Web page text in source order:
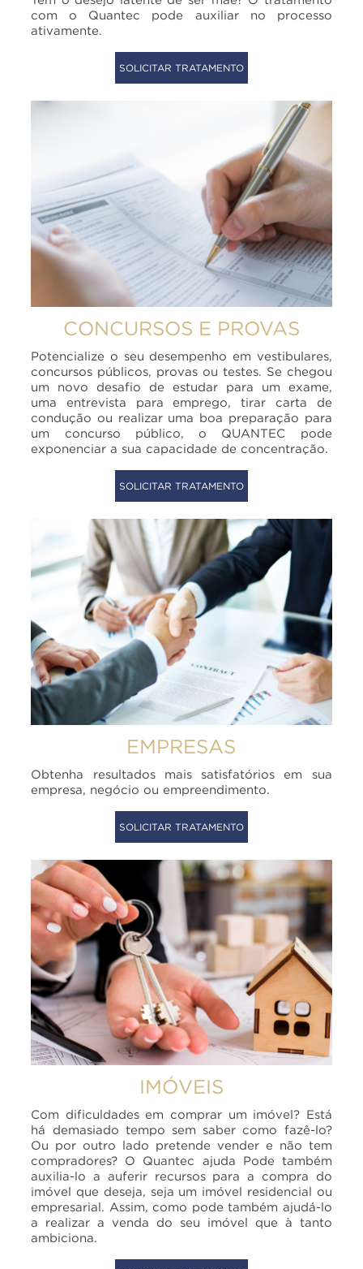
com o Quantec pode auxiliar no processo
ativamente.
SOLICITAR TRATAMENTO
CONCURSOS E PROVAS
Potencialize o seu desempenho em vestibulares,
concursos públicos, provas ou testes. Se chegou
um novo desafio de estudar para um exame,
uma entrevista para emprego, tirar carta de
condução ou realizar uma boa preparação para
um concurso público, o QUANTEC pode
exponenciar a sua capacidade de concentração.
SOLICITAR TRATAMENTO
EMPRESAS
Obtenha resultados mais satisfatórios em sua
empresa, negócio ou empreendimento.
SOLICITAR TRATAMENTO
IMÓVEIS
Com dificuldades em comprar um imóvel? Está
há demasiado tempo sem saber como fazê-lo?
Ou por outro lado pretende vender e não tem
compradores? O Quantec ajuda Pode também
auxilia-lo a auferir recursos para a compra do
imóvel que deseja, seja um imóvel residencial ou
empresarial. Assim, como pode também ajudá-lo
a realizar a venda do seu imóvel que à tanto
ambiciona.